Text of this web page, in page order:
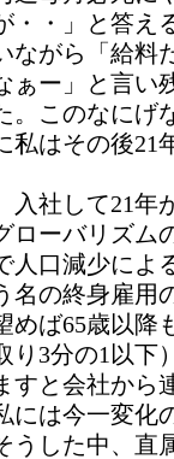
・・」と答え
ながら「給料
ぁー」と言い
。このなにげ
私はその後21
入社して21年
ローバリズム
人口減少によ
名の終身雇用
めば65歳以降
り3分の1以下
すと会社から
には今一変化
うした中、直